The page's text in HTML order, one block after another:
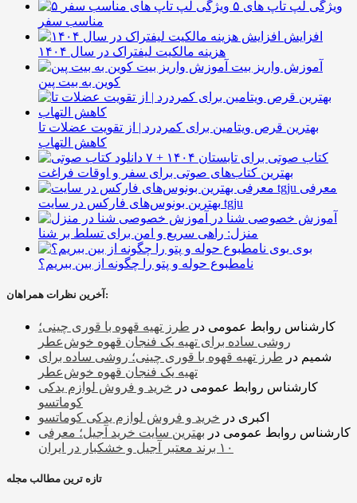
۵ ویژگی لپ تاپ های
مناسب سفر
افزایش
هزینه مالکیت لیفتراک در سال ۱۴۰۴
آموزش واریز بیت
کوین به بیت پین
بهترین قرص ویتامین برای کمردرد | از تقویت عضلات تا
کاهش التهاب
۷ کتاب صوتی برای تابستان ۱۴۰۴ +
بهترین کتاب‌های صوتی برای سفر و اوقات فراغت
معرفی
بهترین بونوس‌های فارکس در سایت tgju
آموزش خصوصی شنا در
منزل: راهی سریع و امن برای تسلط بر شنا
بوی
نامطبوع حوله و پتو را چگونه از بین ببریم؟
آخرین نظرات همراهان:
کارشناس روابط عمومی در طرز تهیه قهوه با قوری چینی؛
روشی ساده برای تهیه یک فنجان قهوه خوش‌عطر
شمیم در طرز تهیه قهوه با قوری چینی؛ روشی ساده برای
تهیه یک فنجان قهوه خوش‌عطر
کارشناس روابط عمومی در خرید و فروش لوازم یدکی
کوماتسو
اکبری در خرید و فروش لوازم یدکی کوماتسو
کارشناس روابط عمومی در بهترین سایت خرید آجیل؛ معرفی
۱۰ برند معتبر آجیل و خشکبار در ایران
تازه ترین مطالب مجله